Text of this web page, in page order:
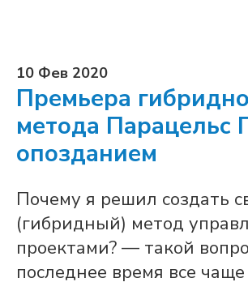
10 Фев 2020
Премьера
метода Парацельс
опозданием
Почему я решил создать
(гибридный) метод
проектами? — такой
последнее время все